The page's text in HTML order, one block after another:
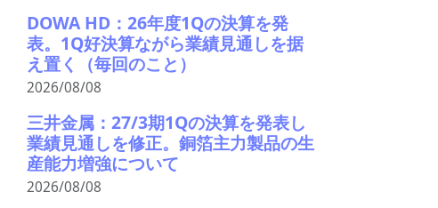
DOWA HD：26年度1Qの決算を発
表。1Q好決算ながら業績見通しを据
え置く（毎回のこと）
2026/08/08
三井金属：27/3期1Qの決算を発表し
業績見通しを修正。銅箔主力製品の生
産能力増強について
2026/08/08